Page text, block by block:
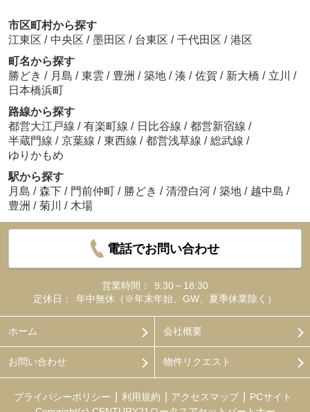
市区町村から探す
江東区 / 中央区 / 墨田区 / 台東区 / 千代田区 / 港区
町名から探す
勝どき / 月島 / 東雲 / 豊洲 / 築地 / 湊 / 佐賀 / 新大橋 / 立川 /
日本橋浜町
路線から探す
都営大江戸線 / 有楽町線 / 日比谷線 / 都営新宿線 /
半蔵門線 / 京葉線 / 東西線 / 都営浅草線 / 総武線 /
ゆりかもめ
駅から探す
月島 / 森下 / 門前仲町 / 勝どき / 清澄白河 / 築地 / 越中島 /
豊洲 / 菊川 / 木場
電話でお問い合わせ
営業時間：
9:30～18:30
定休日：
年中無休（※年末年始、GW、夏季休業除く）
ホーム 会社概要
お問い合わせ 物件リクエスト
プライバシーポリシー 利用規約 アクセスマップ
PCサイト